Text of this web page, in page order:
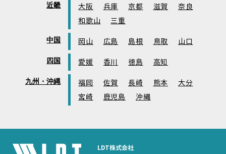
近畿 大阪 兵庫 京都 滋賀
奈良
和歌山
三重
中国 岡山 広島 島根 鳥取 山口
四国 愛媛 香川 徳島 高知
九州・沖縄 福岡 佐賀 長崎 熊本
大分
宮崎
鹿児島 沖縄
LDT株式会社